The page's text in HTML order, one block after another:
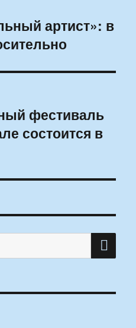
артист»: в
фестиваль
состоится в